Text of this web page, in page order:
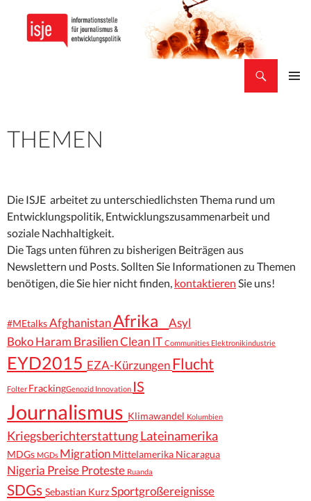
THEMEN
Die ISJE arbeitet zu unterschiedlichsten Thema rund um
Entwicklungspolitik, Entwicklungszusammenarbeit und
soziale Nachhaltigkeit.
Die Tags unten führen zu bisherigen Beiträgen aus
Newslettern und Posts. Sollten Sie Informationen zu Themen
benötigen, die Sie hier nicht finden, kontaktieren Sie uns!
#MEtalksAfghanistanAfrika
Asyl
Boko Haram BrasilienClean IT Communities Elektronikindustrie
EYD2015 EZA-Kürzungen Flucht
Folter FrackingGenozid Innovation IS
Journalismus Klimawandel Kolumbien
KriegsberichterstattungLateinamerika
MDGs MGDs Migration Mittelamerika Nicaragua
Nigeria Preise Proteste Ruanda
SDGs Sebastian KurzSportgroßereignisse